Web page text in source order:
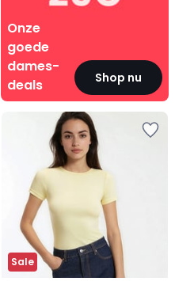
Onze
goede
dames-
deals
Shop nu
Sale